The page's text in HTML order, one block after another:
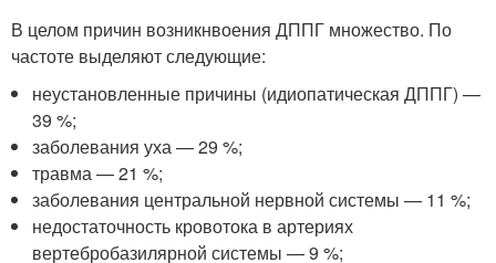
В целом причин возникнвоения ДППГ множество. По
частоте выделяют следующие:
неустановленные причины (идиопатическая ДППГ) —
39 %;
заболевания уха — 29 %;
травма — 21 %;
заболевания центральной нервной системы — 11 %;
недостаточность кровотока в артериях
вертебробазилярной системы — 9 %;